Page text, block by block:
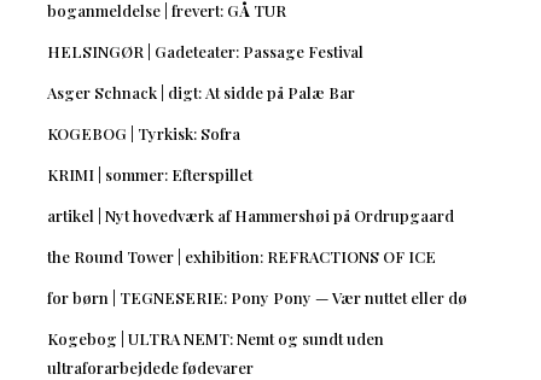
boganmeldelse | frevert: GÅ TUR
HELSINGØR | Gadeteater: Passage Festival
Asger Schnack | digt: At sidde på Palæ Bar
KOGEBOG | Tyrkisk: Sofra
KRIMI | sommer: Efterspillet
artikel | Nyt hovedværk af Hammershøi på Ordrupgaard
the Round Tower | exhibition: REFRACTIONS OF ICE
for børn | TEGNESERIE: Pony Pony — Vær nuttet eller dø
Kogebog | ULTRA NEMT: Nemt og sundt uden
ultraforarbejdede fødevarer